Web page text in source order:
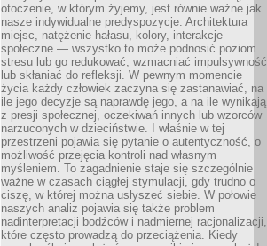
otoczenie, w którym żyjemy, jest równie ważne jak
nasze indywidualne predyspozycje. Architektura
miejsc, natężenie hałasu, kolory, interakcje
społeczne — wszystko to może podnosić poziom
stresu lub go redukować, wzmacniać impulsywność
lub skłaniać do refleksji. W pewnym momencie
życia każdy człowiek zaczyna się zastanawiać, na
ile jego decyzje są naprawdę jego, a na ile wynikają
z presji społecznej, oczekiwań innych lub wzorców
narzuconych w dzieciństwie. I właśnie w tej
przestrzeni pojawia się pytanie o autentyczność, o
możliwość przejęcia kontroli nad własnym
myśleniem. To zagadnienie staje się szczególnie
ważne w czasach ciągłej stymulacji, gdy trudno o
ciszę, w której można usłyszeć siebie. W połowie
naszych analiz pojawia się także problem
nadinterpretacji bodźców i nadmiernej racjonalizacji,
które często prowadzą do przeciążenia. Kiedy